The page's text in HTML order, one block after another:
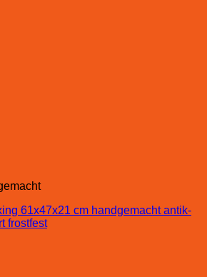
61x47x21 cm handgemacht antik-
frostfest